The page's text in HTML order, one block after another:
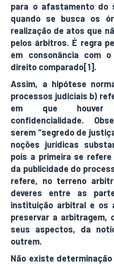
para o afastamento do
quando se busca os
realização de atos que
pelos árbitros. É regra
em consonância com
direito comparado[1].
Assim, a hipótese
processos judiciais b)
em que houver
confidencialidade.
serem “segredo de
noções jurídicas
pois a primeira se
da publicidade do
refere, no terreno
deveres entre as
instituição arbitral e os
preservar a arbitragem,
seus aspectos, da
outrem.
Não existe